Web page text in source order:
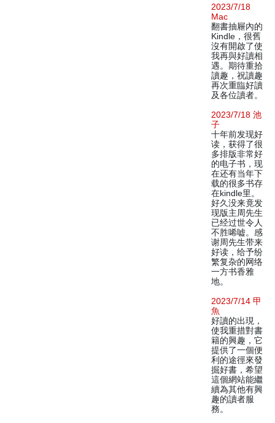
2023/7/18
Mac
翻書抽屜內的
Kindle，很舊
沒有開啟了使
我再與好讀相
遇。期待重拾
讀趣，祝讀趣
再次重臨好讀
及各位讀者。
2023/7/18 池
子
十年前发现好
读，获得了很
多排版非常好
的电子书，现
在还有当年下
载的很多书存
在kindle里。
好久没来竟发
现版主周先生
已经过世令人
不胜唏嘘。感
谢周先生带来
好读，给予纷
繁复杂的网络
一方书香雅
地。
2023/7/14 甲
魚
好讀的出現，
使我重措對書
籍的興趣，它
提供了一個便
利的途徑來發
掘好書，希望
這個網站能繼
續為其他有興
趣的讀者服
務。